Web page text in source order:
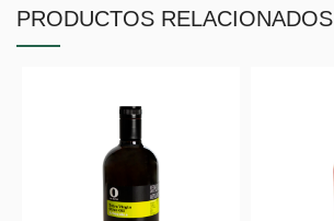
PRODUCTOS RELACIONADOS